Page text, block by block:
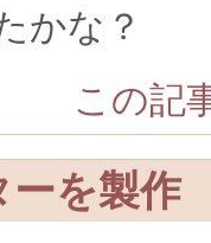
かな？
この記
ーを製作